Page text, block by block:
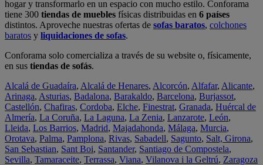
hogar y transformarlo en un espacio con mucho estilo. Conforama
tiene 300 tiendas de muebles físicas distribuidas en 6 países
distintos. Aproveche nuestras ofertas de sofas baratos, colchones
baratos y liquidaciones de sofas.
Conforama solo comercializa a través de su website o, físicamente,
en sus tiendas de sofás.
Alcalá de Guadaíra, Alcalá de Henares, Alcorcón, Alfafar, Alicante,
Arinaga, Asturias, Badalona, Barakaldo, Barcelona, Burjassot,
Castellón, Chafiras, Cordoba, Elche, Finestrat, Granada, Huércal de
Almería, La Coruña, La Laguna, La Zenia, Lanzarote, León,
Lleida, Los Barrios, Madrid, Majadahonda, Málaga, Murcia,
Orotava, Palma, Pamplona, Rivas, Sabadell, Sagunto, Salt, Girona,
San Sebastian, Sant Boi, Santander, Santiago de Compostela,
Sevilla, Tamaraceite, Terrassa, Viana, Vilanova i la Geltrú, Zaragoza